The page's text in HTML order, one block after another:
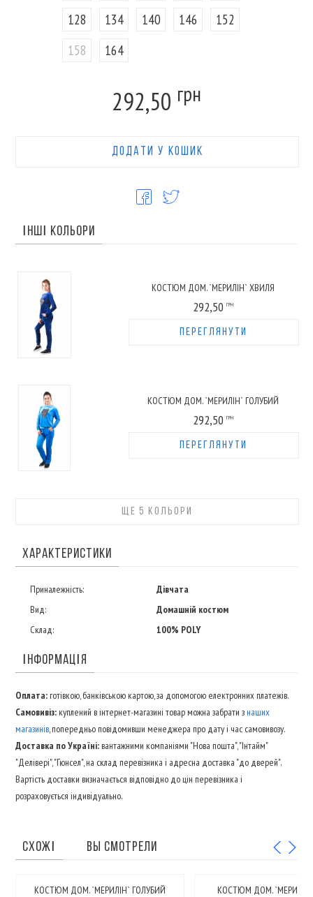
128
134 140 146
152
158
164
292,50 грн
ДОДАТИ У КОШИК
ІНШІ КОЛЬОРИ
КОСТЮМ ДОМ. `МЕРИЛІН` ХВИЛЯ
292,50 ГРН
ПЕРЕГЛЯНУТИ
КОСТЮМ ДОМ. `МЕРИЛІН` ГОЛУБИЙ
292,50 ГРН
ПЕРЕГЛЯНУТИ
ЩЕ 5 КОЛЬОРИ
ХАРАКТЕРИСТИКИ
Приналежність:
Дівчата
Вид:
Домашній костюм
Склад:
100% POLY
ІНФОРМАЦІЯ
Оплата: готівкою, банківською картою, за допомогою електронних платежів.
Самовивіз: куплений в інтернет-магазині товар можна забрати знаших
магазинів, попередньо повідомивши менеджера про дату і час самовивозу.
Доставка по Україні: вантажними компаніями "Нова пошта", "Інтайм"
"Делівері", "Гюнсел", на склад перевізника і адресна доставка "до дверей".
Вартість доставки визначається відповідно до цін перевізника і
розраховується індивідуально.
СХОЖІ ВЫ СМОТРЕЛИ
КОСТЮМ ДОМ. `МЕРИЛІН` ГОЛУБИЙ КОСТЮМ ДОМ.